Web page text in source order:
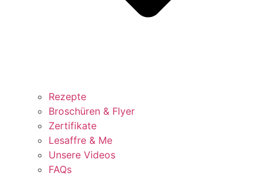
Rezepte
Broschüren & Flyer
Zertifikate
Lesaffre & Me
Unsere Videos
FAQs